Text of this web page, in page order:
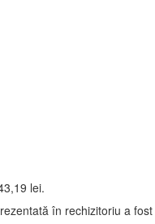
lei.
în rechizitoriu a